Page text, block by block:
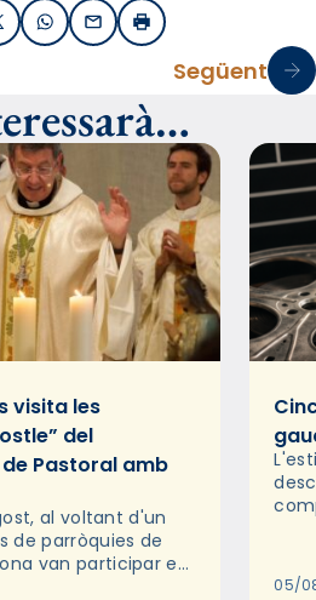
/ Twitter
WhatsApp
EmailImprimir
Següent
visita les
del
Pastoral amb
al voltant d'un
de parròquies de
van participar en
organitzades
05/